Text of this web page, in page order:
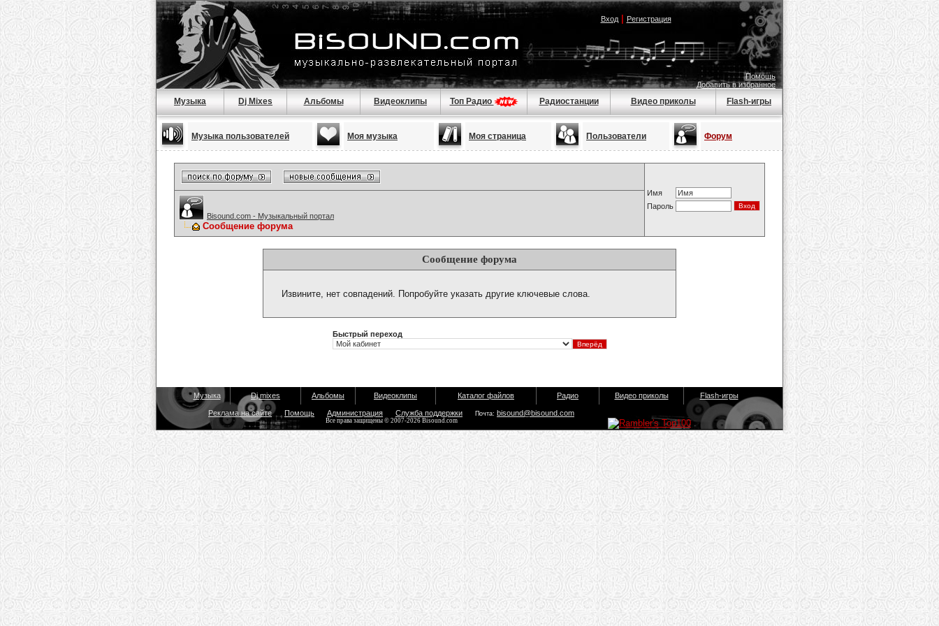
Вход| Регистрация
Помощь
Добавить в избранное
Музыка Dj Mixes Альбомы Видеоклипы Топ Радио Радиостанции Видео приколы Flash-игры
Музыка пользователей Моя музыка Моя страница Пользователи Форум
Имя
Пароль
Bisound.com - Музыкальный портал
Сообщение форума
Сообщение форума
Извините, нет совпадений. Попробуйте указать другие ключевые слова.
Быстрый переход
Музыка Dj mixes Альбомы Видеоклипы Каталог файлов Радио Видео приколы Flash-игры
Реклама на сайте Помощь Администрация Служба поддержки Почта: bisound@bisound.com
Все права защищены © 2007-2026 Bisound.com